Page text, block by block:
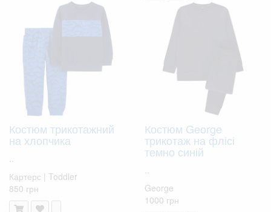
Костюм трикотажний
на хлопчика
Картерс | Toddler
850 грн
Костюм George
трикотаж на флісі
темно синій
George
1000 грн